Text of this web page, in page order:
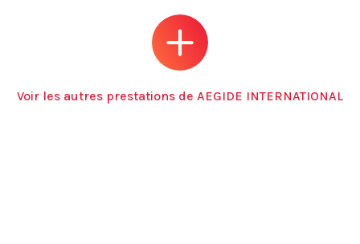
Voir les autres prestations de AEGIDE INTERNATIONAL